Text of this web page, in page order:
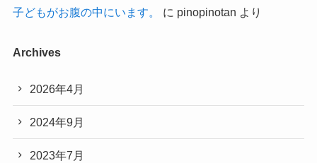
子どもがお腹の中にいます。 に pinopinotan より
Archives
2026年4月
2024年9月
2023年7月